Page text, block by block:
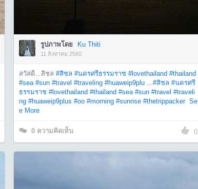
รูปภาพโดย Ku Thiti
11 สิงหาคม 2560
สวัสดี...สิชล #สิชล #นครศรีธรรมราช #lovethailand #thailand
#sea #sun #travel #traveling #huaweip9plu ...#สิชล #นครศรี
ธรรมราช #lovethailand #thailand #sea #sun #travel #traveli
ng #huaweip9plus #oo #morning #sunrise #thetrippacker Se
e More
0 ความคิดเห็น 0